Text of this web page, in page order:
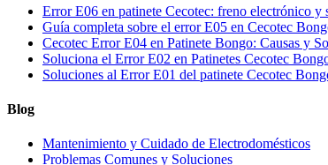
Error E06 en patinete Cecotec: freno electrónico y
Guía completa sobre el error E05 en Cecotec
Cecotec Error E04 en Patinete Bongo: Causas y
Soluciona el Error E02 en Patinetes Cecotec
Soluciones al Error E01 del patinete Cecotec
Blog
Mantenimiento y Cuidado de Electrodomésticos
Problemas Comunes y Soluciones